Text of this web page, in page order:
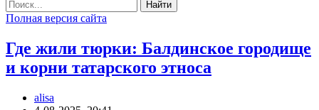
Найти
Полная версия сайта
Где жили тюрки: Балдинское городище
и корни татарского этноса
alisa